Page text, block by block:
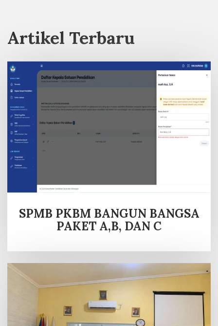
Artikel Terbaru
SPMB PKBM BANGUN BANGSA
PAKET A,B, DAN C